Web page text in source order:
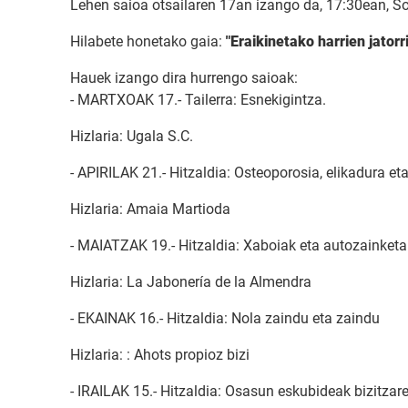
Lehen saioa otsailaren 17an izango da, 17:30ean,
Hilabete honetako gaia: "Eraikinetako harrien
Hauek izango dira hurrengo saioak:
- MARTXOAK 17.- Tailerra: Esnekigintza.
Hizlaria: Ugala S.C.
- APIRILAK 21.- Hitzaldia: Osteoporosia, elikadura
Hizlaria: Amaia Martioda
- MAIATZAK 19.- Hitzaldia: Xaboiak eta autozainketa
Hizlaria: La Jabonería de la Almendra
- EKAINAK 16.- Hitzaldia: Nola zaindu eta zaindu
Hizlaria: : Ahots propioz bizi
- IRAILAK 15.- Hitzaldia: Osasun eskubideak